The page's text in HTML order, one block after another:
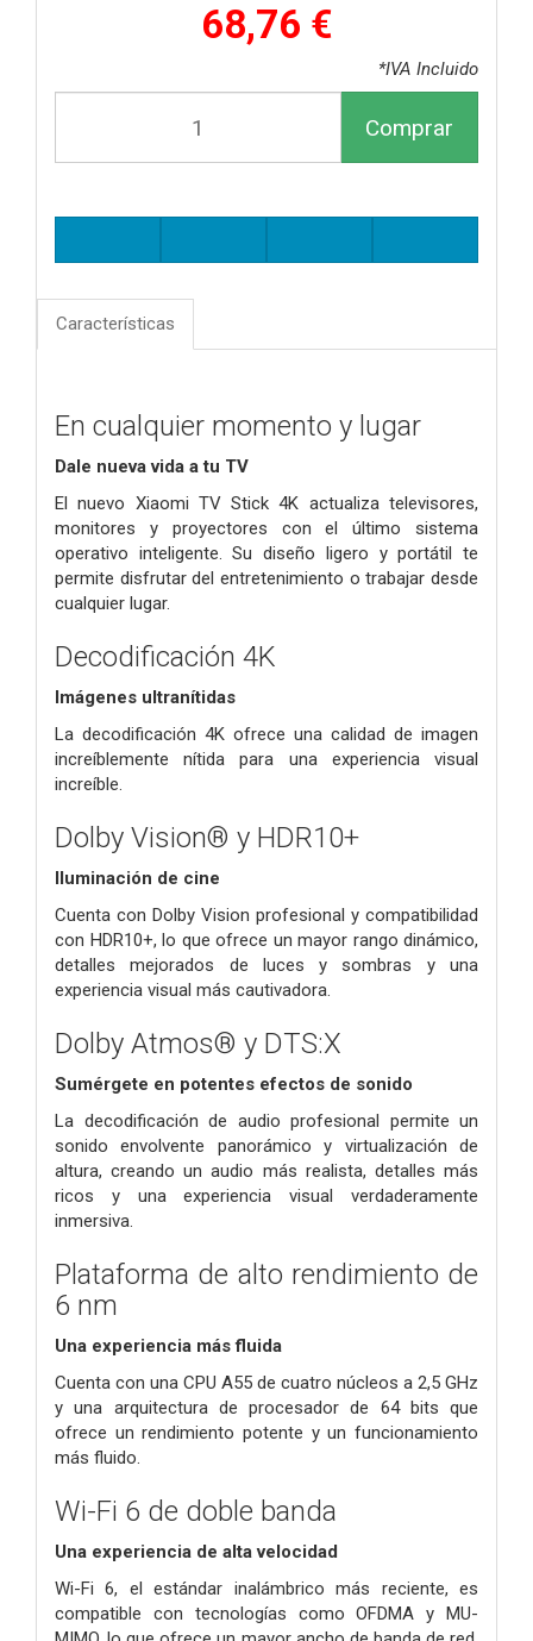
68,76 €
*IVA Incluido
Comprar
Características
En cualquier momento y lugar
Dale nueva vida a tu TV
El nuevo Xiaomi TV Stick 4K actualiza televisores,
monitores y proyectores con el último sistema
operativo inteligente. Su diseño ligero y portátil te
permite disfrutar del entretenimiento o trabajar desde
cualquier lugar.
Decodificación 4K
Imágenes ultranítidas
La decodificación 4K ofrece una calidad de imagen
increíblemente nítida para una experiencia visual
increíble.
Dolby Vision® y HDR10+
Iluminación de cine
Cuenta con Dolby Vision profesional y compatibilidad
con HDR10+, lo que ofrece un mayor rango dinámico,
detalles mejorados de luces y sombras y una
experiencia visual más cautivadora.
Dolby Atmos® y DTS:X
Sumérgete en potentes efectos de sonido
La decodificación de audio profesional permite un
sonido envolvente panorámico y virtualización de
altura, creando un audio más realista, detalles más
ricos y una experiencia visual verdaderamente
inmersiva.
Plataforma de alto rendimiento de
6 nm
Una experiencia más fluida
Cuenta con una CPU A55 de cuatro núcleos a 2,5 GHz
y una arquitectura de procesador de 64 bits que
ofrece un rendimiento potente y un funcionamiento
más fluido.
Wi-Fi 6 de doble banda
Una experiencia de alta velocidad
Wi-Fi 6, el estándar inalámbrico más reciente, es
compatible con tecnologías como OFDMA y MU-